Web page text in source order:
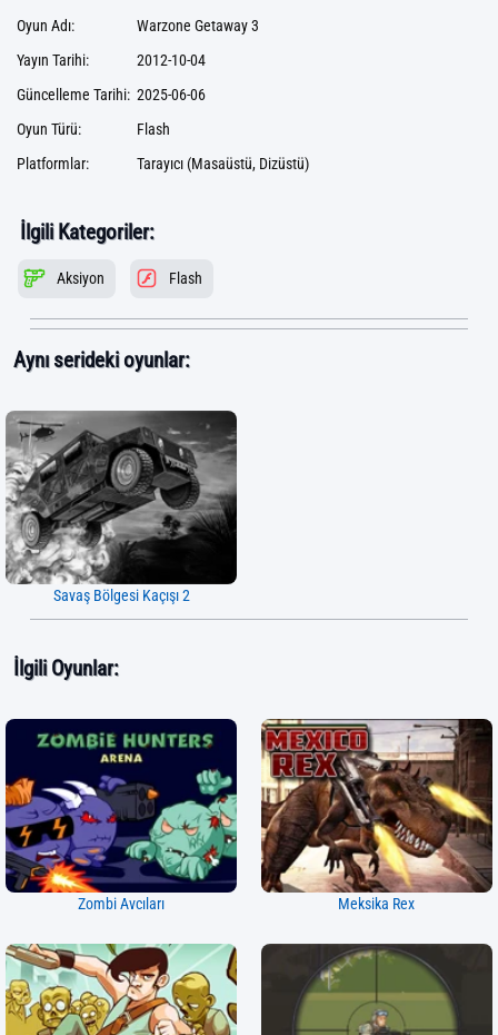
Oyun Adı:
Warzone Getaway 3
Yayın Tarihi:
2012-10-04
Güncelleme Tarihi: 2025-06-06
Oyun Türü:
Flash
Platformlar:
Tarayıcı (Masaüstü, Dizüstü)
İlgili Kategoriler:
Aksiyon Flash
Aynı serideki oyunlar:
Savaş Bölgesi Kaçışı 2
İlgili Oyunlar:
Zombi Avcıları Meksika Rex